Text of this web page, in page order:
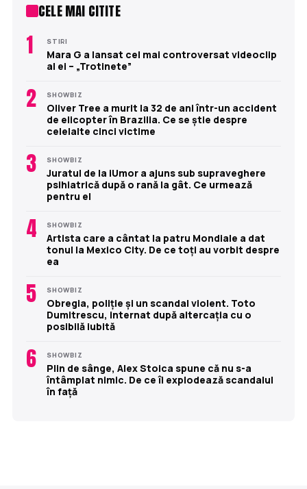
CELE MAI CITITE
1 STIRI
Mara G a lansat cel mai controversat videoclip
al ei – „Trotinete”
2 SHOWBIZ
Oliver Tree a murit la 32 de ani într-un accident
de elicopter în Brazilia. Ce se știe despre
celelalte cinci victime
3 SHOWBIZ
Juratul de la iUmor a ajuns sub supraveghere
psihiatrică după o rană la gât. Ce urmează
pentru el
4 SHOWBIZ
Artista care a cântat la patru Mondiale a dat
tonul la Mexico City. De ce toți au vorbit despre
ea
5 SHOWBIZ
Obregia, poliție și un scandal violent. Toto
Dumitrescu, internat după altercația cu o
posibilă iubită
6 SHOWBIZ
Plin de sânge, Alex Stoica spune că nu s-a
întâmplat nimic. De ce îi explodează scandalul
în față